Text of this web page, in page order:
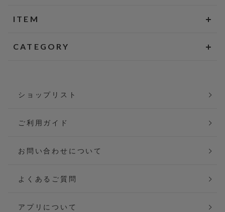
ITEM
CATEGORY
ショップリスト
ご利用ガイド
お問い合わせについて
よくあるご質問
アプリについて